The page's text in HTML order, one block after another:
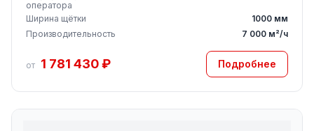
оператора
Ширина щётки
1000 мм
Производительность
7 000 м²/ч
от 1 781 430 ₽ Подробнее